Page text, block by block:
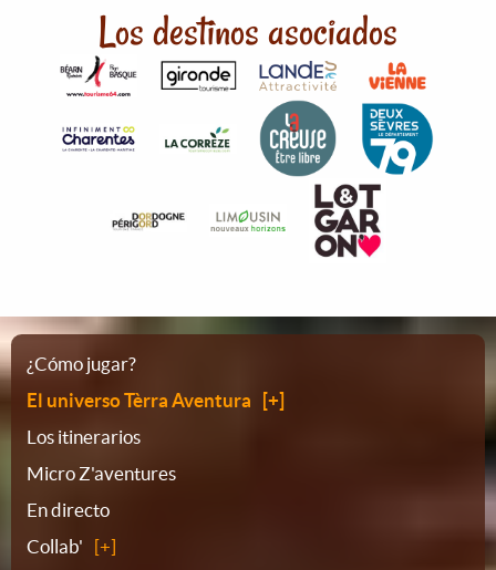
Los destinos asociados
Plano
del
sitio
¿Cómo jugar?
El universo Tèrra Aventura
Los itinerarios
Micro Z'aventures
En directo
Collab'